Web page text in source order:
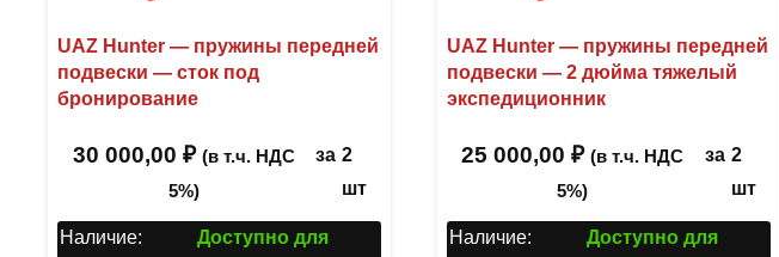
UAZ Hunter — пружины передней
подвески — сток под
бронирование
30 000,00 ₽ (в т.ч. НДС
5%)
за 2
шт
Наличие:
Доступно для
UAZ Hunter — пружины передней
подвески — 2 дюйма тяжелый
экспедиционник
25 000,00₽ (в т.ч. НДС
5%)
за 2
шт
Наличие:
Доступно для